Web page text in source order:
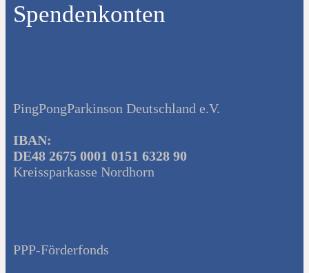
Spendenkonten
PingPongParkinson Deutschland e.V.
IBAN:
DE48 2675 0001 0151 6328 90
Kreissparkasse Nordhorn
PPP-Förderfonds